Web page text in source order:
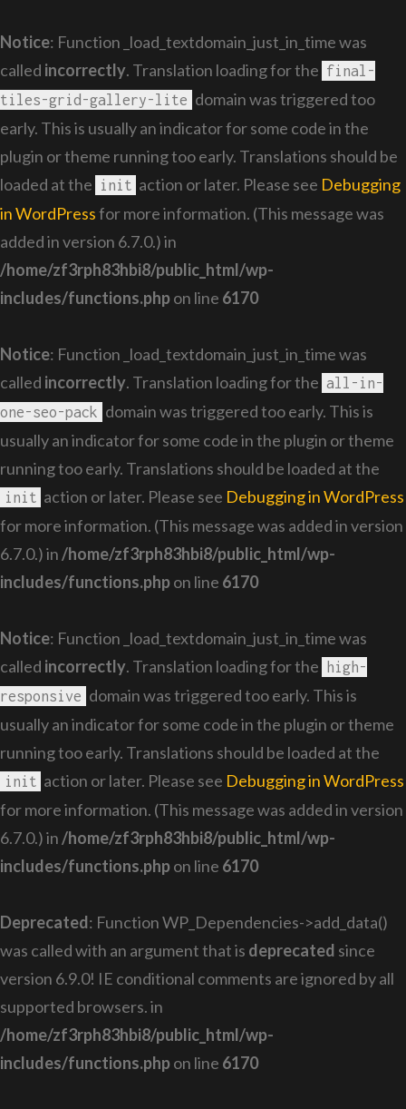
Notice: Function _load_textdomain_just_in_time was
called incorrectly. Translation loading for the final-
tiles-grid-gallery-lite domain was triggered too
early. This is usually an indicator for some code in the
plugin or theme running too early. Translations should be
loaded at the
init action or later. Please see Debugging
in WordPressfor more information. (This message was
added in version 6.7.0.) in
/home/zf3rph83hbi8/public_html/wp-
includes/functions.phpon line 6170
Notice: Function _load_textdomain_just_in_time was
called incorrectly. Translation loading for the all-in-
one-seo-pack domain was triggered too early. This is
usually an indicator for some code in the plugin or theme
running too early. Translations should be loaded at the
init action or later. Please see Debugging in WordPress
for more information. (This message was added in version
6.7.0.) in /home/zf3rph83hbi8/public_html/wp-
includes/functions.phpon line 6170
Notice: Function _load_textdomain_just_in_time was
called incorrectly. Translation loading for the
high-
responsive domain was triggered too early. This is
usually an indicator for some code in the plugin or theme
running too early. Translations should be loaded at the
init action or later. Please see Debugging in WordPress
for more information. (This message was added in version
6.7.0.) in /home/zf3rph83hbi8/public_html/wp-
includes/functions.phpon line 6170
Deprecated: Function WP_Dependencies->add_data()
was called with an argument that is deprecated since
version 6.9.0! IE conditional comments are ignored by all
supported browsers. in
/home/zf3rph83hbi8/public_html/wp-
includes/functions.phpon line 6170